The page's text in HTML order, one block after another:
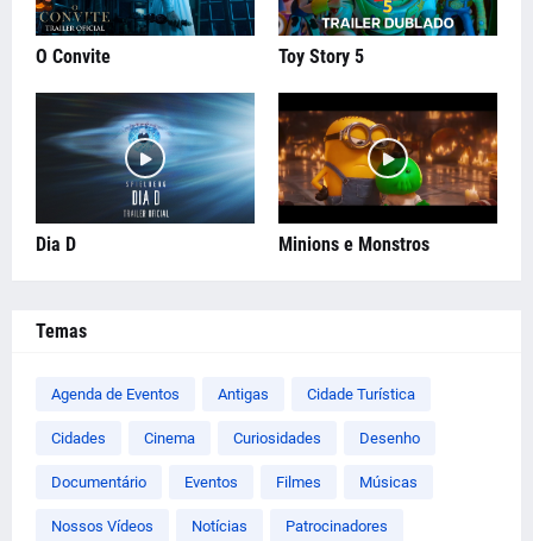
O Convite Toy Story 5
Dia D Minions e Monstros
Temas
Agenda de Eventos Antigas Cidade Turística
Cidades Cinema Curiosidades Desenho
Documentário Eventos Filmes Músicas
Nossos Vídeos Notícias Patrocinadores